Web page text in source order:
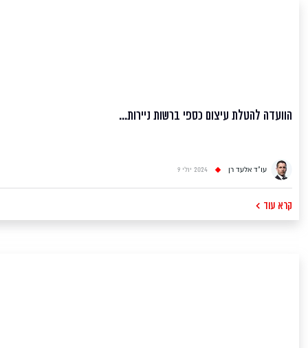
הוועדה להטלת עיצום כספי ברשות ניירות...
עו"ד אלעד רן 2024 יולי 9
קרא עוד